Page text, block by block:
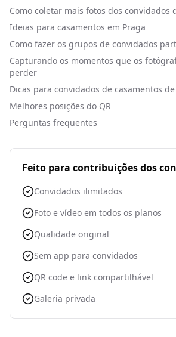
Como coletar mais fotos dos convidados
Ideias para casamentos em Praga
Como fazer os grupos de convidados
Capturando os momentos que os
perder
Dicas para convidados de casamentos
Melhores posições do QR
Perguntas frequentes
Feito para contribuições dos
Convidados ilimitados
Foto e vídeo em todos os planos
Qualidade original
Sem app para convidados
QR code e link compartilhável
Galeria privada